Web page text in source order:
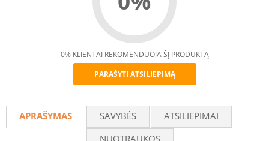
Recommend
0% KLIENTAI REKOMENDUOJA ŠĮ PRODUKTĄ
PARAŠYTI ATSILIEPIMĄ
APRAŠYMAS SAVYBĖS
ATSILIEPIMAI
NUOTRAUKOS